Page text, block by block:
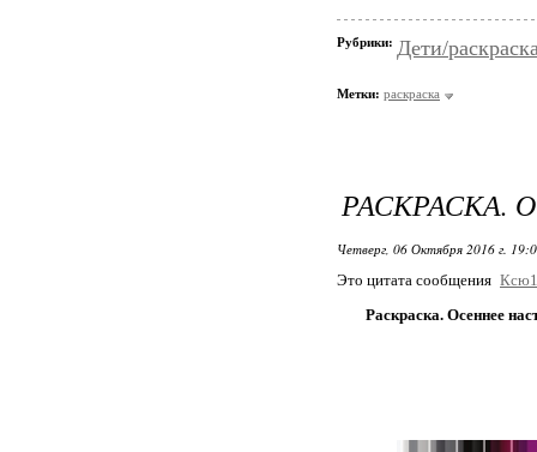
Рубрики: Дети/
Метки: раскраска
РАСКРАСКА.
Четверг, 06 Октября 2016 г.
Это цитата сообщения
Раскраска. Осеннее